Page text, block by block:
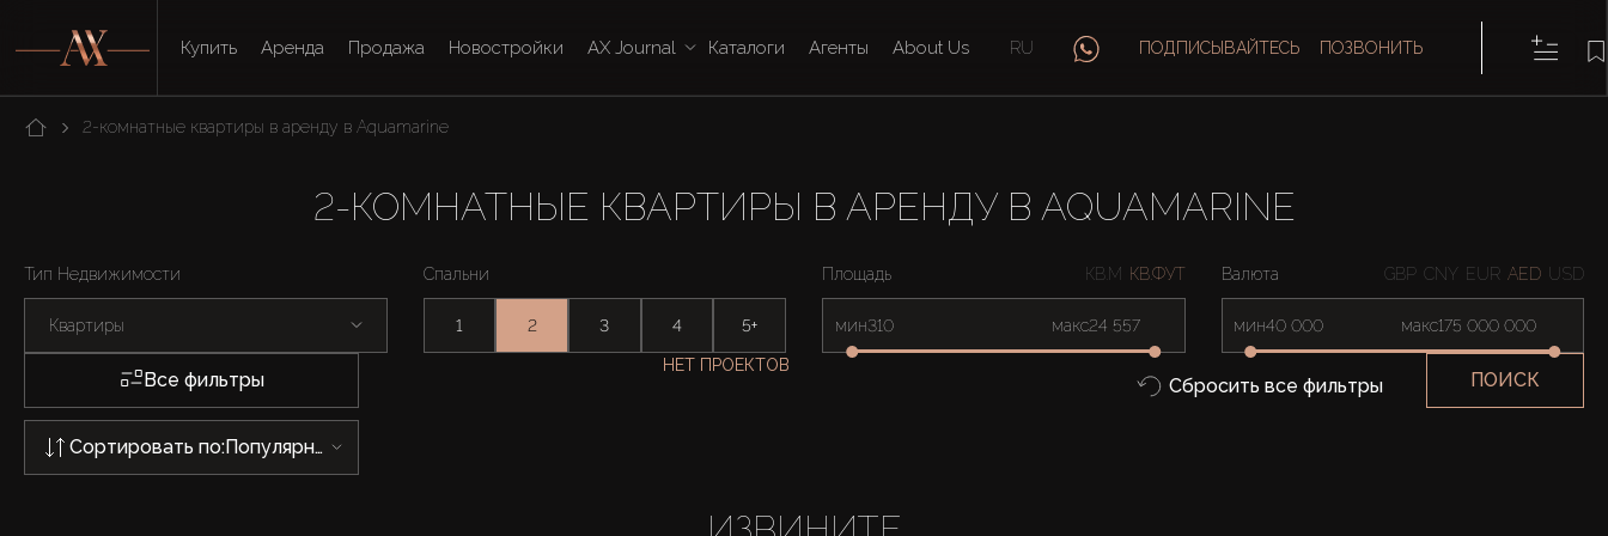
Купить Аренда Продажа Новостройки AX Journal Каталоги Агенты About Us RU ПОДПИСЫВАЙТЕСЬ ПОЗВОНИТЬ
2-комнатные квартиры в аренду в Aquamarine
2-КОМНАТНЫЕ КВАРТИРЫ В АРЕНДУ В AQUAMARINE
Тип Недвижимости
Квартиры
Спальни
1 2 3 4 5+
Площадь КВ.М КВ.ФУТ
мин макс
Валюта GBP CNY EUR AED USD
мин макс
Все фильтры
НЕТ ПРОЕКТОВ
Сбросить все фильтры ПОИСК
Сортировать по: Популярности